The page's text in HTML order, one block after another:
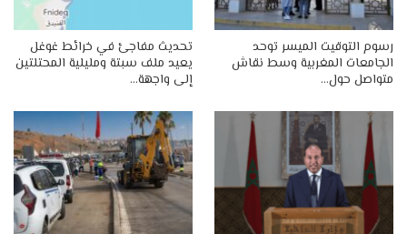
رسوم التوقيت الميسر توحد
الجامعات المغربية وسط نقاش
متواصل حول…
تحديث مفاجئ في خرائط غوغل
يعيد ملف سبتة ومليلية المحتلتين
إلى واجهة…